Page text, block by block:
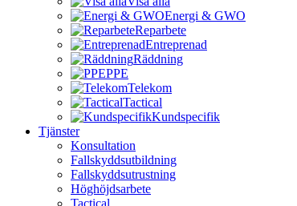
Energi & GWO
Reparbete
Entreprenad
Räddning
PPE
Telekom
Tactical
Kundspecifik
Tjänster
Konsultation
Fallskyddsutbildning
Fallskyddsutrustning
Höghöjdsarbete
Tactical